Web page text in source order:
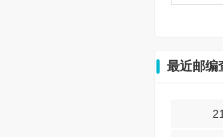
最近邮编